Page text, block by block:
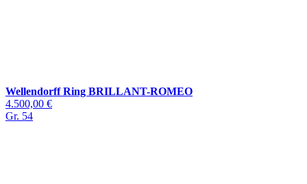
Wellendorff Ring BRILLANT-ROMEO
4.500,00 €
Gr. 54